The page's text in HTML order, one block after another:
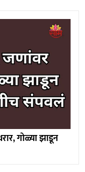
गोळ्या झाडून